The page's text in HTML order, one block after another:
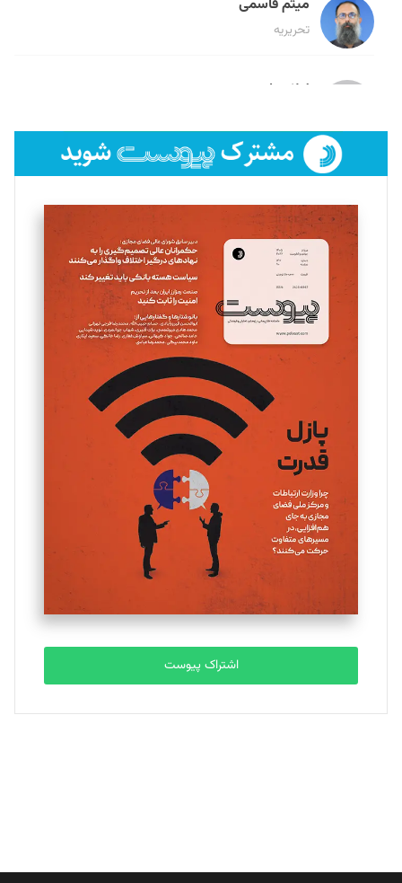
میثم قاسمی
تحریریه
لیلا حنارود
فائزه فتحی رستمی
تحریریه
سروش کرمیان
تحریریه
مینا پاکدل
یسنا امان‌پور
تحریریه
ملینا جعفری
تحریریه
مصطفی مسجدی آرانی
تحریریه
بابک نقاش
تحریریه
اشتراک پیوست